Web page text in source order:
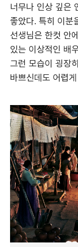
너무나 인상 깊은
좋았다. 특히 이분
선생님은 한컷 안
있는 이상적인 배
그런 모습이 굉장
바쁘신데도 어렵